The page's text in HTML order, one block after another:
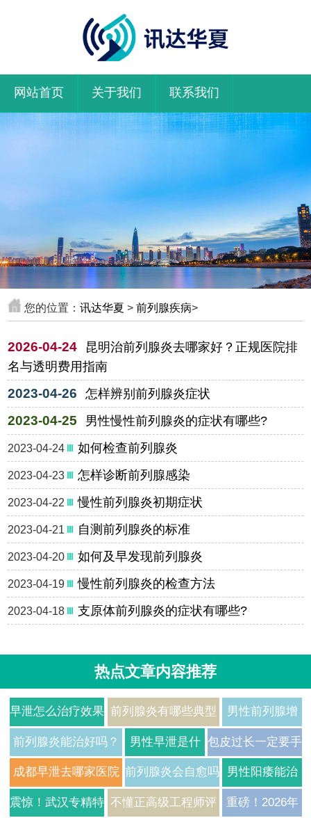
网站首页 关于我们 联系我们
您的位置：讯达华夏 >前列腺疾病>
2026-04-24
昆明治前列腺炎去哪家好？正规医院排
名与透明费用指南
2023-04-26
怎样辨别前列腺炎症状
2023-04-25
男性慢性前列腺炎的症状有哪些?
2023-04-24 如何检查前列腺炎
2023-04-23 怎样诊断前列腺感染
2023-04-22 慢性前列腺炎初期症状
2023-04-21 自测前列腺炎的标准
2023-04-20 如何及早发现前列腺炎
2023-04-19 慢性前列腺炎的检查方法
2023-04-18 支原体前列腺炎的症状有哪些?
热点文章内容推荐
早泄怎么治疗效果
好？2026年男科
专家解析常见病因
与科学用药方案
前列腺炎有哪些典型
症状？2026年治疗方
法与费用详解
男性前列腺增
生有哪些常见
症状及如何日
常护理
前列腺炎能治好吗？
医生告诉你真实答案
男性早泄是什
么原因引起的
如何预防
包皮过长一定要手
术吗医生给出真实
建议
成都早泄去哪家医院
治疗比较好
前列腺炎会自愈吗
需要如何治疗
男性阳痿能治
好吗需要多久
震惊！武汉专精特 不懂正高级工程师评 重磅！2026年